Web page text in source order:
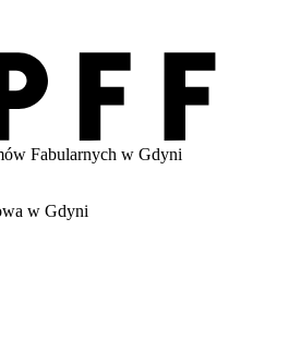
Fabularnych w Gdyni
w Gdyni